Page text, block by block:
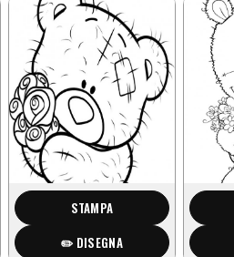
STAMPA
✏️ DISEGNA